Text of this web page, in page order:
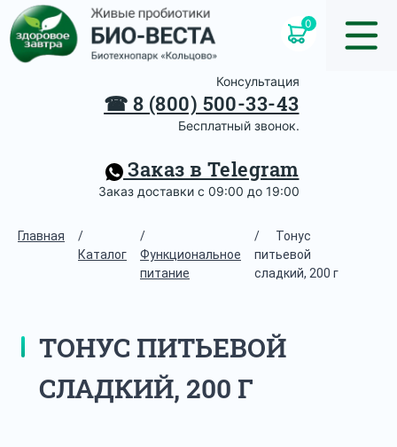
0
Консультация
☎8 (800) 500-33-43
Бесплатный звонок.
Заказ в Telegram
Заказ доставки с 09:00 до 19:00
Главная
/
Каталог
/
Функциональное
питание
/
Тонус
питьевой
сладкий, 200 г
ТОНУС ПИТЬЕВОЙ
СЛАДКИЙ, 200 Г